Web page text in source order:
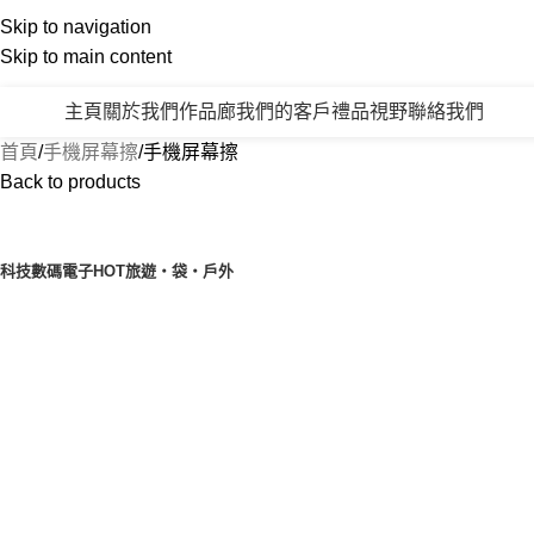
Skip to navigation
Skip to main content
主頁 關於我們作品廊我們的客戶禮品視野聯絡我們
首頁 手機屏幕擦 手機屏幕擦
Back to products
科技數碼電子HOT旅遊‧袋‧戶外